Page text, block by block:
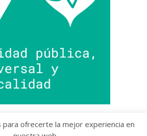
para ofrecerte la mejor experiencia en